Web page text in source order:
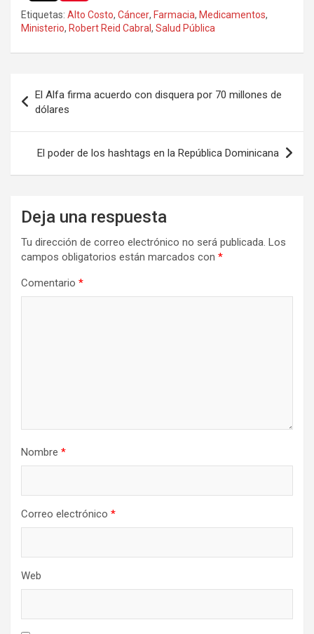
Etiquetas: Alto Costo, Cáncer, Farmacia, Medicamentos,
Ministerio, Robert Reid Cabral , Salud Pública
de
entradas
El Alfa firma acuerdo con disquera por 70 millones de
dólares
El poder de los hashtags en la República Dominicana
Deja una respuesta
Tu dirección de correo electrónico no será publicada. Los
campos obligatorios están marcados con *
Comentario *
Nombre *
Correo electrónico *
Web